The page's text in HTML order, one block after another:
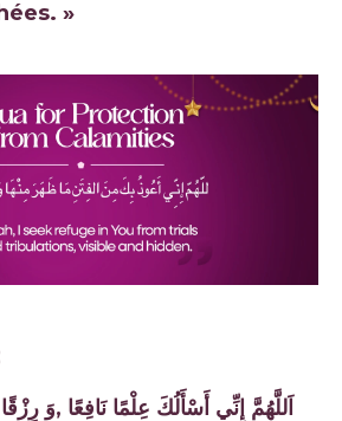
»
اَللَّهُمَّ إِنِّي أَسْأَلُكَ عِلْمًا نَافِعًا ,وَ